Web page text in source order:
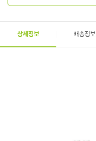
상세정보 배송정보